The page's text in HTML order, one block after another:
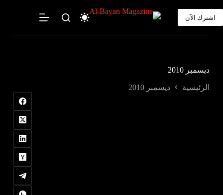
إلى
المحتوى
اشترك الآن
ديسمبر 2010
الرئيسية ديسمبر 2010